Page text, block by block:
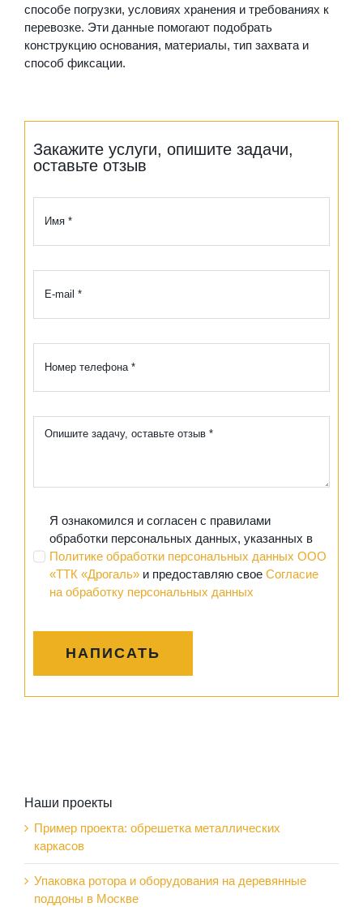
способе погрузки, условиях хранения и требованиях к
перевозке. Эти данные помогают подобрать
конструкцию основания, материалы, тип захвата и
способ фиксации.
Закажите услуги, опишите задачи,
оставьте отзыв
Я ознакомился и согласен с правилами
обработки персональных данных, указанных в
Политике обработки персональных данных ООО
«ТТК «Дрогаль» и предоставляю своеСогласие
на обработку персональных данных
НАПИСАТЬ
Наши проекты
Пример проекта: обрешетка металлических
каркасов
Упаковка ротора и оборудования на деревянные
поддоны в Москве